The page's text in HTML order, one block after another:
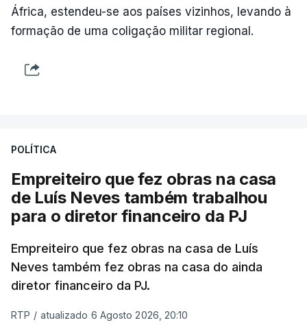
África, estendeu-se aos países vizinhos, levando à
formação de uma coligação militar regional.
POLÍTICA
Empreiteiro que fez obras na casa
de Luís Neves também trabalhou
para o diretor financeiro da PJ
Empreiteiro que fez obras na casa de Luís
Neves também fez obras na casa do ainda
diretor financeiro da PJ.
RTP / atualizado 6 Agosto 2026, 20:10